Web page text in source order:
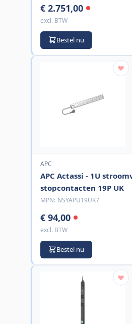
€ 2.751,00
excl. BTW
Bestel nu
APC
APC Actassi - 1U
stopcontacten 19P UK
MPN: NSYAPU19UK7
€ 94,00
excl. BTW
Bestel nu